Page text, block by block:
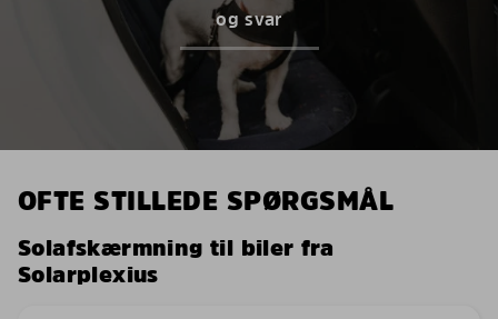
og svar
OFTE STILLEDE SPØRGSMÅL
Solafskærmning til biler fra
Solarplexius